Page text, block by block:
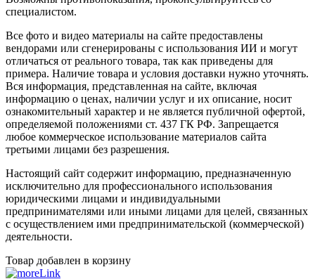
специалистом.
Все фото и видео материалы на сайте предоставлены
вендорами или сгенерированы с использования ИИ и могут
отличаться от реального товара, так как приведены для
примера. Наличие товара и условия доставки нужно уточнять.
Вся информация, представленная на сайте, включая
информацию о ценах, наличии услуг и их описание, носит
ознакомительный характер и не является публичной офертой,
определяемой положениями ст. 437 ГК РФ. Запрещается
любое коммерческое использование материалов сайта
третьими лицами без разрешения.
Настоящий сайт содержит информацию, предназначенную
исключительно для профессионального использования
юридическими лицами и индивидуальными
предпринимателями или иными лицами для целей, связанных
с осуществлением ими предпринимательской (коммерческой)
деятельности.
Товар добавлен в корзину